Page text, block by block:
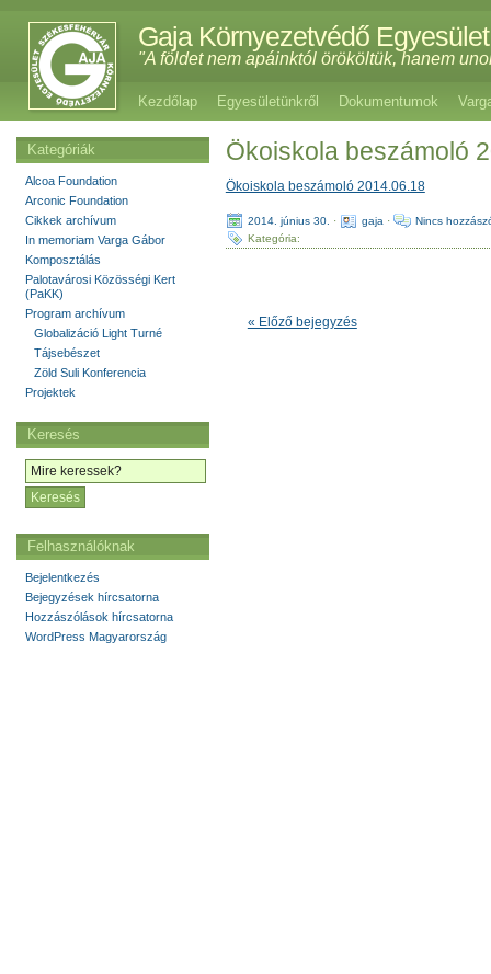
Gaja Környezetvédő Egyesület
"A földet nem apáinktól örököltük, hanem
Kezdőlap Egyesületünkről Dokumentumok
Ökoiskola beszámoló
Ökoiskola beszámoló 2014.06.18
2014. június 30. · gaja ·
Nincs
Kategória:
« Előző bejegyzés
Kategóriák
Alcoa Foundation
Arconic Foundation
Cikkek archívum
In memoriam Varga Gábor
Komposztálás
Palotavárosi Közösségi Kert
(PaKK)
Program archívum
Globalizáció Light Turné
Tájsebészet
Zöld Suli Konferencia
Projektek
Keresés
Felhasználóknak
Bejelentkezés
Bejegyzések hírcsatorna
Hozzászólások hírcsatorna
WordPress Magyarország